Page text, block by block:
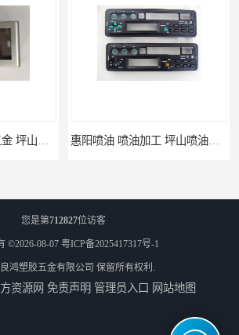
您是第712827位访客
©2026-08-07 粤ICP备2025417317号-1
鸿塑胶五金有限公司 保留所有权利.
资源网 免责声明 管理员入口 网站地图